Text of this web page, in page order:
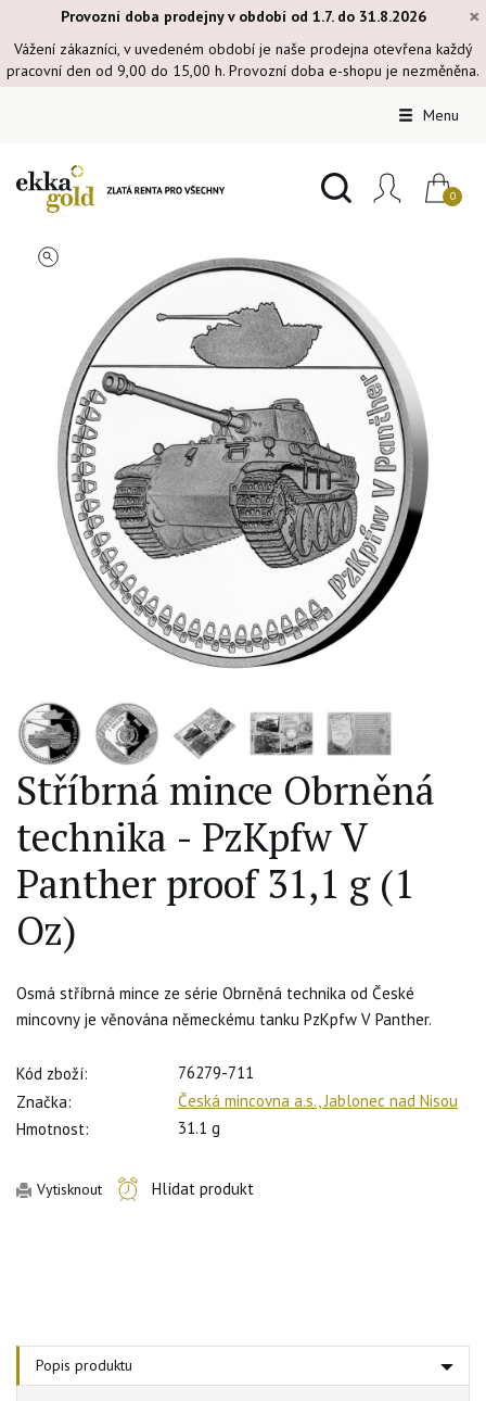
×
Provozní doba prodejny v období od 1.7. do 31.8.2026
Vážení zákazníci, v uvedeném období je naše prodejna otevřena každý
pracovní den od 9,00 do 15,00 h. Provozní doba e-shopu je nezměněna.
Menu
Stříbrná mince Obrněná
technika - PzKpfw V
Panther proof 31,1 g (1
Oz)
Osmá stříbrná mince ze série Obrněná technika od České
mincovny je věnována německému tanku PzKpfw V Panther.
Kód zboží:
76279-711
Značka:
Česká mincovna a.s., Jablonec nad Nisou
Hmotnost:
31.1 g
Vytisknout Hlídat produkt
Popis produktu